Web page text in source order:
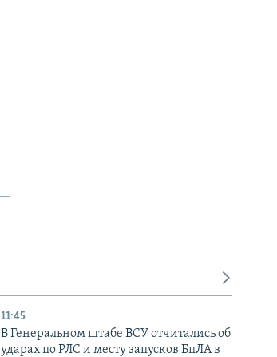
11:45
В Генеральном штабе ВСУ отчитались об
ударах по РЛС и месту запусков БпЛА в